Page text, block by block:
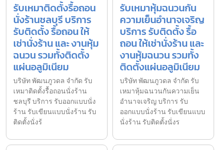
รับเหมาติดตั้งรื้อถอน
นั่งร้านชลบุรี บริการ
รับติดตั้ง รื้อถอน ให้
เช่านั่งร้าน และ งานหุ้ม
ฉนวน รวมทั้งติดตั้ง
แผ่นอลูมิเนียม
บริษัท พัฒนภูวดล จำกัด รับ
เหมาติดตั้งรื้อถอนนั่งร้าน
ชลบุรี บริการ รับออกแบบนั่ง
ร้าน รับเขียนแบบนั่งร้าน รับ
ติดตั้งนั่งร้
รับเหมาหุ้มฉนวนกัน
ความเย็นอำนาจเจริญ
บริการ รับติดตั้ง รื้อ
ถอน ให้เช่านั่งร้าน และ
งานหุ้มฉนวน รวมทั้ง
ติดตั้งแผ่นอลูมิเนียม
บริษัท พัฒนภูวดล จำกัด รับ
เหมาหุ้มฉนวนกันความเย็น
อำนาจเจริญ บริการ รับ
ออกแบบนั่งร้าน รับเขียนแบบ
นั่งร้าน รับติดตั้งนั่งร